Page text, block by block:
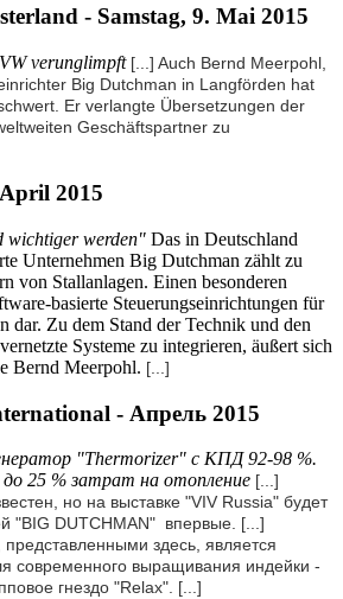
- Samstag, 9. Mai 2015
verunglimpft [...] Auch Bernd Meerpohl,
Big Dutchman in Langförden hat
Er verlangte Übersetzungen der
Geschäftspartner zu
2015
wichtiger werden" Das in Deutschland
Unternehmen Big Dutchman zählt zu
von Stallanlagen. Einen besonderen
basierte Steuerungseinrichtungen für
dar. Zu dem Stand der Technik und den
Systeme zu integrieren, äußert sich
Bernd Meerpohl. [...]
- Апрель 2015
"Thermorizer" с КПД 92-98 %.
25 % затрат на отопление [...]
но на выставке "VIV Russia" будет
"BIG DUTCHMAN" впервые. [...]
здесь, является
современного выращивания индейки -
гнездо "Relax". [...]